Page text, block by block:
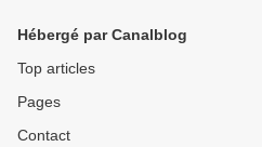
Hébergé par Canalblog
Top articles
Pages
Contact